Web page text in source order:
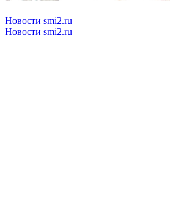
Новости smi2.ru
Новости smi2.ru